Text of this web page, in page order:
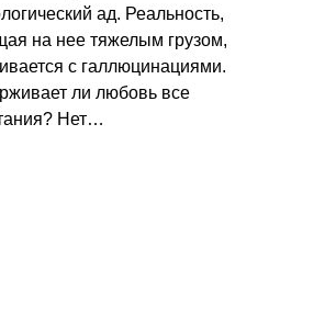
ад. Реальность,
на нее тяжелым грузом,
с галлюцинациями.
ли любовь все
Нет…